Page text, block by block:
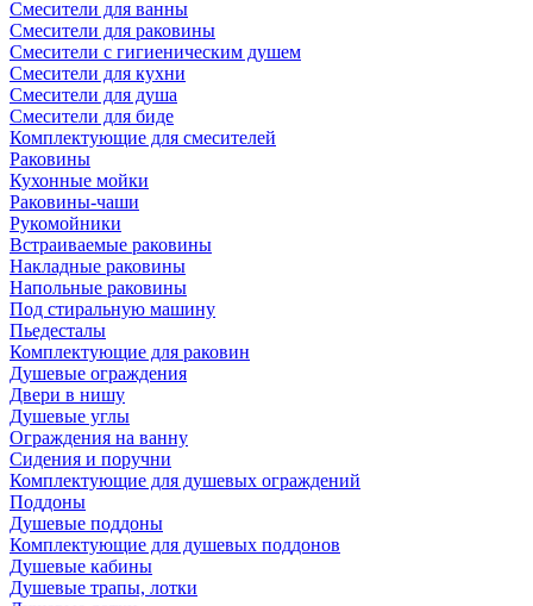
Смесители для ванны
Смесители для раковины
Смесители с гигиеническим душем
Смесители для кухни
Смесители для душа
Смесители для биде
Комплектующие для смесителей
Раковины
Кухонные мойки
Раковины-чаши
Рукомойники
Встраиваемые раковины
Накладные раковины
Напольные раковины
Под стиральную машину
Пьедесталы
Комплектующие для раковин
Душевые ограждения
Двери в нишу
Душевые углы
Ограждения на ванну
Сидения и поручни
Комплектующие для душевых ограждений
Поддоны
Душевые поддоны
Комплектующие для душевых поддонов
Душевые кабины
Душевые трапы, лотки